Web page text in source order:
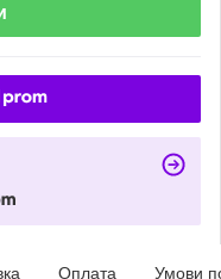
Оплата Умови